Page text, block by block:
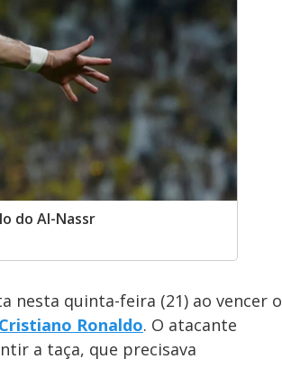
do Al-Nassr
nesta quinta-feira (21) ao vencer o
Cristiano Ronaldo. O atacante
a taça, que precisava